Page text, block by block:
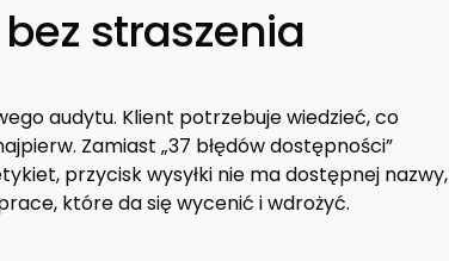
straszenia
audytu. Klient potrzebuje wiedzieć, co
Zamiast „37 błędów dostępności”
przycisk wysyłki nie ma dostępnej nazwy,
które da się wycenić i wdrożyć.